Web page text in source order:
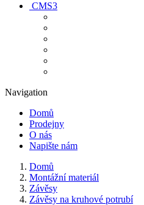
CMS3
Navigation
Domů
Prodejny
O nás
Napište nám
Domů
Montážní materiál
Závěsy
Závěsy na kruhové potrubí